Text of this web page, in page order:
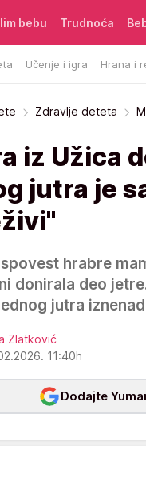
bebu Trudnoća
Učenje i igra Hrana i
Zdravlje deteta
iz Užica
jutra je
hrabre
donirala deo
jutra
Zlatković
11:40h
Dodajte